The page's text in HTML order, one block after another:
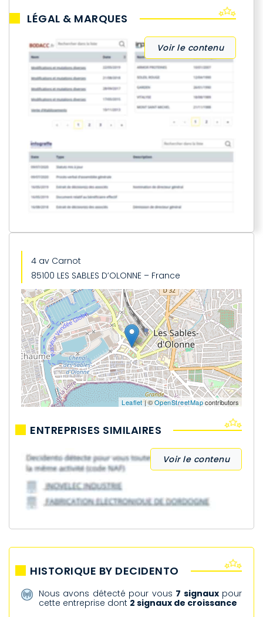
LÉGAL & MARQUES
Voir le contenu
4 av Carnot
85100 LES SABLES D’OLONNE – France
Leaflet| ©OpenStreetMapcontributors
ENTREPRISES SIMILAIRES
Voir le contenu
HISTORIQUE BY DECIDENTO
Nous avons détecté pour vous 7 signauxpour
cette entreprise dont2 signaux de croissance